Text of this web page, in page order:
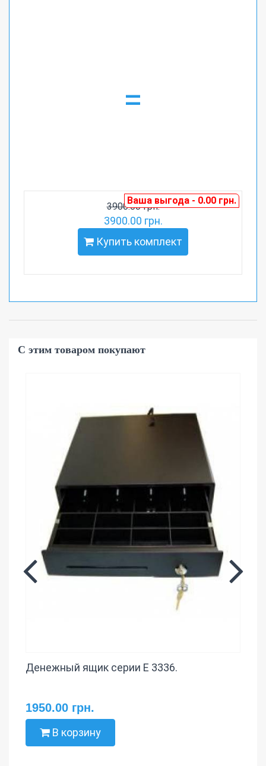
=
Ваша выгода - 0.00 грн.
3900.00 грн.
3900.00 грн.
Купить комплект
С этим товаром покупают
Денежный ящик серии E 3336.
1950.00 грн.
В корзину